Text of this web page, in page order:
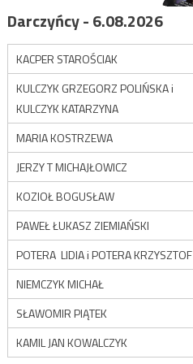
Darczyńcy - 6.08.2026
KACPER STAROŚCIAK
KULCZYK GRZEGORZ POLIŃSKA i
KULCZYK KATARZYNA
MARIA KOSTRZEWA
JERZY T MICHAJŁOWICZ
KOZIOŁ BOGUSŁAW
PAWEŁ ŁUKASZ ZIEMIAŃSKI
POTERA LIDIA i POTERA KRZYSZTOF
NIEMCZYK MICHAŁ
SŁAWOMIR PIĄTEK
KAMIL JAN KOWALCZYK